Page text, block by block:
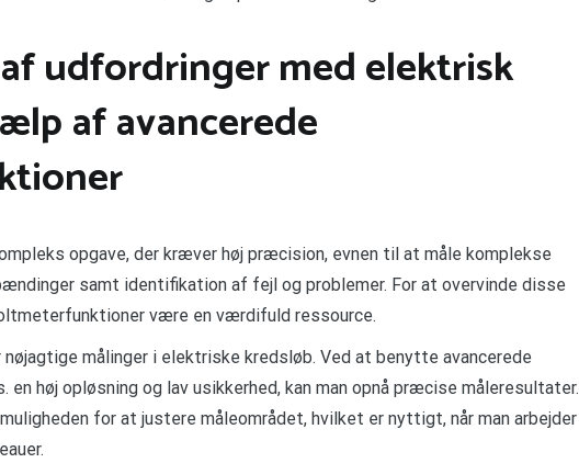
udfordringer med elektrisk
af avancerede
opgave, der kræver høj præcision, evnen til at måle komplekse
samt identifikation af fejl og problemer. For at overvinde disse
være en værdifuld ressource.
målinger i elektriske kredsløb. Ved at benytte avancerede
høj opløsning og lav usikkerhed, kan man opnå præcise måleresultater.
for at justere måleområdet, hvilket er nyttigt, når man arbejder